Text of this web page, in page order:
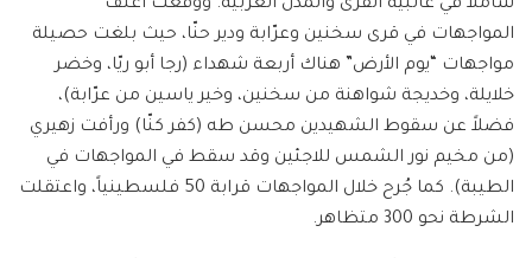
شاملاً في غالبية القرى والمدن العربية. ووقعت أعنف
المواجهات في قرى سخنين وعرّابة ودير حنّا، حيث بلغت حصيلة
مواجهات “يوم الأرض” هناك أربعة شهداء (رجا أبو ريّا، وخضر
خلايلة، وخديجة شواهنة من سخنين، وخير ياسين من عرّابة)،
فضلاً عن سقوط الشهيدين محسن طه (كفر كنّا) ورأفت زهيري
(من مخيم نور الشمس للاجئين وقد سقط في المواجهات في
الطيبة). كما جُرح خلال المواجهات قرابة 50 فلسطينياً، واعتقلت
الشرطة نحو 300 متظاهر.